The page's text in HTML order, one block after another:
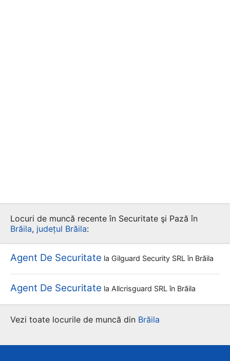
Locuri de muncă recente în Securitate şi Pază în
Brăila, județul Brăila:
Agent De Securitate la Gilguard Security SRL în Brăila
Agent De Securitate la Allcrisguard SRL în Brăila
Vezi toate locurile de muncă din Brăila